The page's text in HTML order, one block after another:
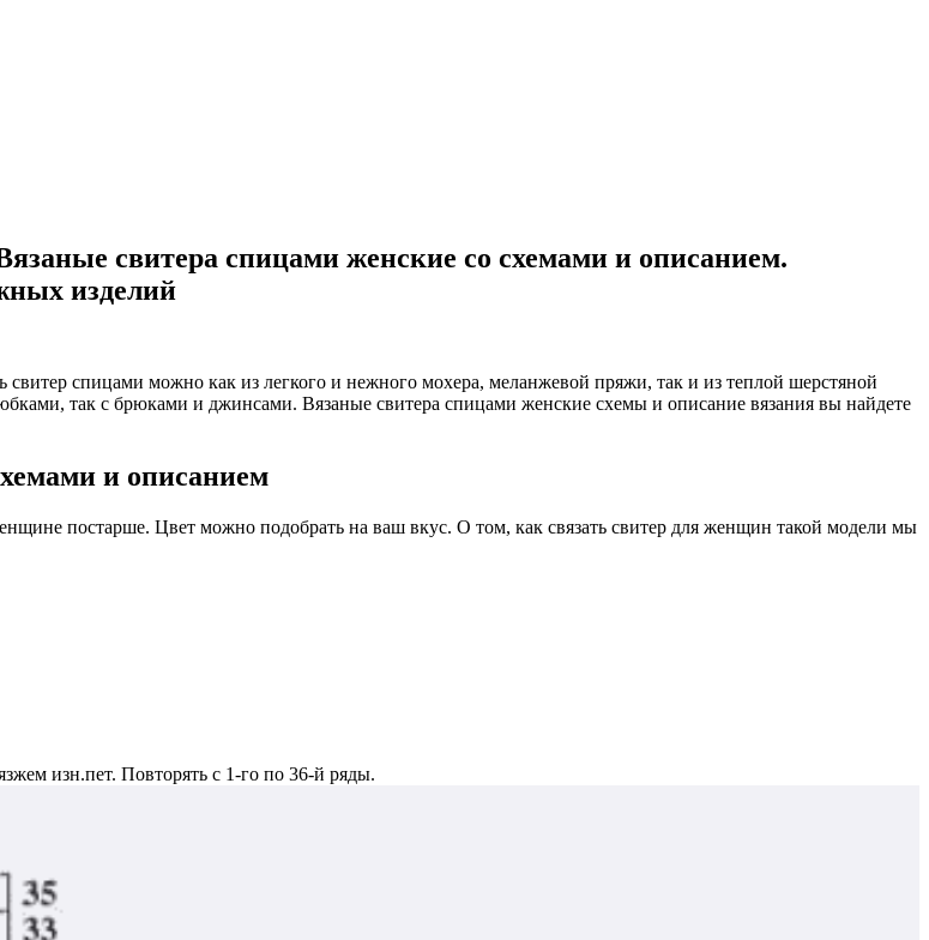
свитера спицами женские со схемами и описанием.
изделий
спицами можно как из легкого и нежного мохера, меланжевой пряжи, так и из теплой шерстяной
так с брюками и джинсами. Вязаные свитера спицами женские схемы и описание вязания вы найдете
и описанием
постарше. Цвет можно подобрать на ваш вкус. О том, как связать свитер для женщин такой модели мы
изн.пет. Повторять с 1-го по 36-й ряды.